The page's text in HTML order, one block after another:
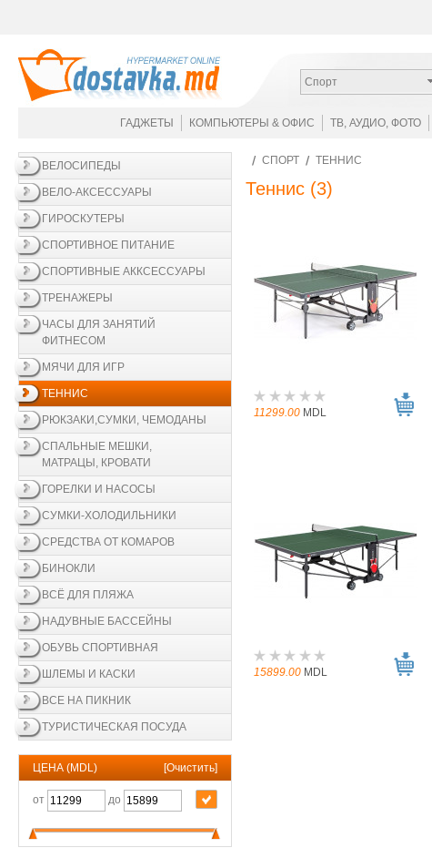
Спорт
ГАДЖЕТЫ КОМПЬЮТЕРЫ & ОФИС ТВ, АУДИО, ФОТО
ВЕЛОСИПЕДЫ
ВЕЛО-АКСЕССУАРЫ
ГИРОСКУТЕРЫ
СПОРТИВНОЕ ПИТАНИЕ
СПОРТИВНЫЕ АККСЕССУАРЫ
ТРЕНАЖЕРЫ
ЧАСЫ ДЛЯ ЗАНЯТИЙ
ФИТНЕСОМ
МЯЧИ ДЛЯ ИГР
ТЕННИС
РЮКЗАКИ,СУМКИ, ЧЕМОДАНЫ
СПАЛЬНЫЕ МЕШКИ,
МАТРАЦЫ, КРОВАТИ
ГОРЕЛКИ И НАСОСЫ
СУМКИ-ХОЛОДИЛЬНИКИ
СРЕДСТВА ОТ КОМАРОВ
БИНОКЛИ
ВСЁ ДЛЯ ПЛЯЖА
НАДУВНЫЕ БАССЕЙНЫ
ОБУВЬ СПОРТИВНАЯ
ШЛЕМЫ И КАСКИ
ВСЕ НА ПИКНИК
ТУРИСТИЧЕСКАЯ ПОСУДА
ЦЕНА (MDL) [Очистить]
от до
СПОРТ ТЕННИС
Теннис (3)
11299.00 MDL
15899.00 MDL